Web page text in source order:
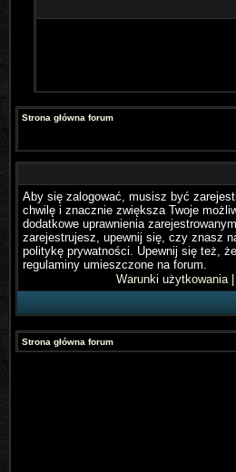
Strona główna forum
Aby się zalogować, musisz być
chwilę i znacznie zwiększa Twoje
dodatkowe uprawnienia
zarejestrujesz, upewnij się, czy znasz
politykę prywatności. Upewnij się też,
regulaminy umieszczone na forum.
Warunki użytkowania|
Strona główna forum